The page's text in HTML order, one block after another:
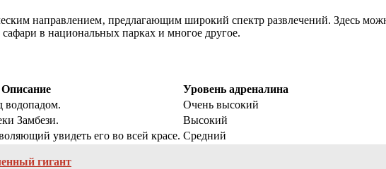
направлением‚ предлагающим широкий спектр развлечений. Здесь
в национальных парках и многое другое.
Описание
Уровень адреналина
водопадом.
Очень высокий
Замбези.
Высокий
увидеть его во всей красе. Средний
гигант